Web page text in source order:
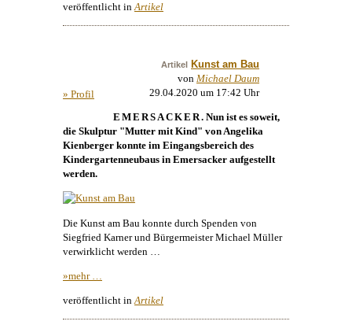
veröffentlicht inArtikel
Artikel Kunst am Bau
von Michael Daum
» Profil
29.04.2020 um 17:42 Uhr
EMERSACKER. Nun ist es soweit,
die Skulptur "Mutter mit Kind" von Angelika
Kienberger konnte im Eingangsbereich des
Kindergartenneubaus in Emersacker aufgestellt
werden.
Die Kunst am Bau konnte durch Spenden von
Siegfried Karner und Bürgermeister Michael Müller
verwirklicht werden …
»mehr …
veröffentlicht inArtikel